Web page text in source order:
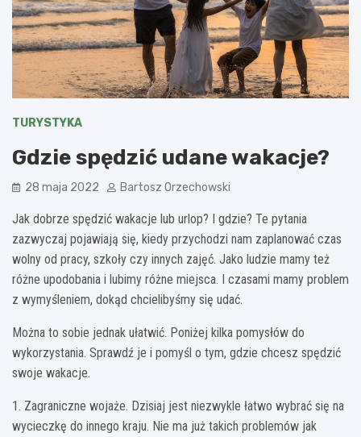
TURYSTYKA
Gdzie spędzić udane wakacje?
28 maja 2022 Bartosz Orzechowski
Jak dobrze spędzić wakacje lub urlop? I gdzie? Te pytania
zazwyczaj pojawiają się, kiedy przychodzi nam zaplanować czas
wolny od pracy, szkoły czy innych zajęć. Jako ludzie mamy też
różne upodobania i lubimy różne miejsca. I czasami mamy problem
z wymyśleniem, dokąd chcielibyśmy się udać.
Można to sobie jednak ułatwić. Poniżej kilka pomysłów do
wykorzystania. Sprawdź je i pomyśl o tym, gdzie chcesz spędzić
swoje wakacje.
1. Zagraniczne wojaże. Dzisiaj jest niezwykle łatwo wybrać się na
wycieczkę do innego kraju. Nie ma już takich problemów jak